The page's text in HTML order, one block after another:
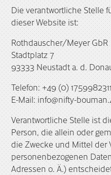
Die verantwortliche Stelle
dieser Website ist:
Rothdauscher/Meyer GbR
Stadtplatz 7
93333 Neustadt a. d.
Telefon: +49 (0) 1759982311
E-Mail: info@nifty-
Verantwortliche Stelle ist
Person, die allein oder
die Zwecke und Mittel der
personenbezogenen
Adressen o. Ä.)